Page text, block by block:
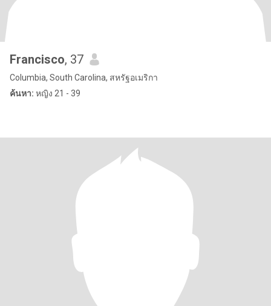
Francisco, 37
Columbia, South Carolina, สหรัฐอเมริกา
ค้นหา: หญิง 21 - 39